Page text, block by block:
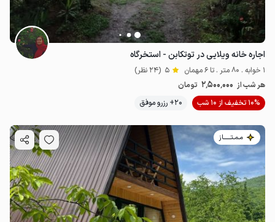
اجاره خانه ویلایی در توتکابن - استخرگاه
1 خوابه . 80 متر . تا 6 مهمان 5 (24 نظر)
هر شب از 2٬500٬000 تومان
10% تخفیف از 10 شب
20+ رزرو موفق
مـمـتــــــاز